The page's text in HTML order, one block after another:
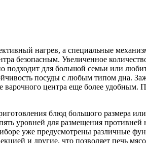
нагрев, а специальные
безопасным. Увеличенное
подходит для большой семьи или
посуды с любым типом дна.
центра еще более удобным.
блюд большого размера
уровней для размещения противней
уже предусмотрены различные
и другие, что позволяет печь